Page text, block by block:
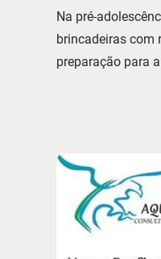
Na pré-
brincadeiras com
preparação para